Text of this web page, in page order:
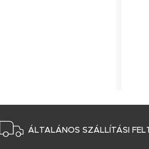
ÁLTALÁNOS SZÁLLÍTÁSI